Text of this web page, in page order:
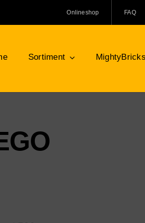
Onlineshop FAQ
Sortiment
Blumen
MightyBricks